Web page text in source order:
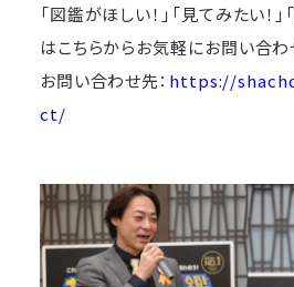
「図鑑がほしい！」「見てみたい！
はこちらからお気軽にお問い合わ
お問い合わせ先： https://
ct/